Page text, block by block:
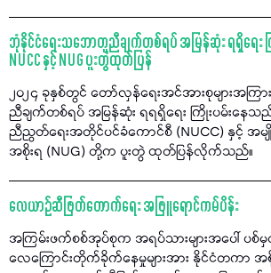
ဘုံနိုင်ငံရေးသဘောတူညီချက်တစ်ရပ် အမြန်ဆုံး ရရှိရေး
NUCC နှင့် NUG ပူးတွဲထုတ်ပြန်
၂၀၂၄ ခုနှစ်တွင် တော်လှန်ရေးအင်အားစုများအက
ညီချက်တစ်ရပ် အမြန်ဆုံး ရရရှိရေး ကြိုးပမ်းနေသ
ညီညွတ်ရေးအတိုင်ပင်ခံကောင်စီ (NUCC) နှင့် အမ
အစိုးရ (NUG) တို့က ပူးတွဲ ထုတ်ပြန်လိုက်သည်။
လေယာဉ်ဆီဖြတ်တောက်ရေး အဖြူရောင်ကမ်ပိန်း
အကြမ်းဖက်စစ်အုပ်စုက အရပ်သားများအပေါ် ပစ်
လေကြောင်းတိုက်ခိုက်နေမှုများအား နိုင်ငံတကာ အစို